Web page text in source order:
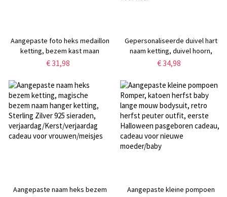
Aangepaste foto heks medaillon
ketting, bezem kast maan
medaillon, vintage stijl Witchy
verjaardag/Moederdag cadeau
voor moeder/vrouw/familie
€ 31,98
Gepersonaliseerde duivel hart
naam ketting, duivel hoorn,
duivel staart, Valentijnsdag
verjaardagscadeaus voor
vrouwen, Halloween cadeaus
voor haar
€ 34,98
Aangepaste naam heks bezem
Aangepaste kleine pompoen